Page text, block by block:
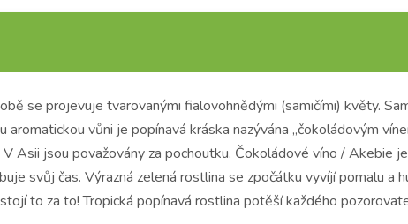
se projevuje tvarovanými fialovohnědými (samičími) květy.
vůni je popínavá kráska nazývána „čokoládovým
jsou považovány za pochoutku. Čokoládové víno / Akebie
svůj čas. Výrazná zelená rostlina se zpočátku vyvíjí pomalu a
to za to! Tropická popínavá rostlina potěší každého